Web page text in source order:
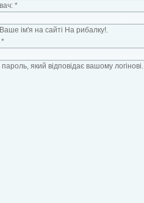
*
Ваше ім'я на сайті На рибалку!.
*
який відповідає вашому логінові.